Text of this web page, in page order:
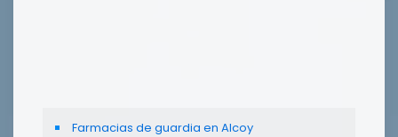
Farmacias de guardia en Alcoy